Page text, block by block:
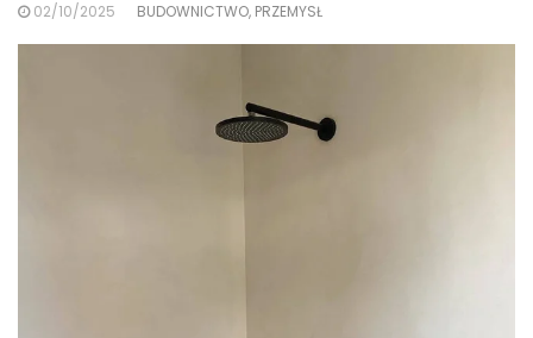
02/10/2025 BUDOWNICTWO, PRZEMYSŁ